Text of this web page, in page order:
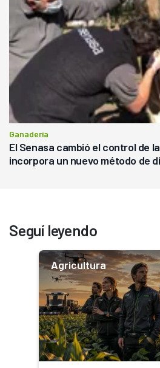
Ganadería
El Senasa cambió el control de
incorpora un nuevo método de
Seguí leyendo
Agricultura